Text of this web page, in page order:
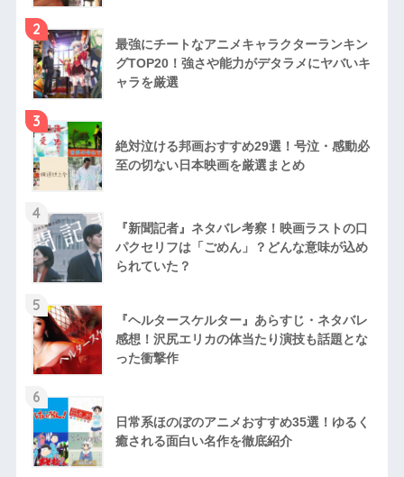
2
最強にチートなアニメキャラクターランキン
グTOP20！強さや能力がデタラメにヤバいキ
ャラを厳選
3
絶対泣ける邦画おすすめ29選！号泣・感動必
至の切ない日本映画を厳選まとめ
4
『新聞記者』ネタバレ考察！映画ラストの口
パクセリフは「ごめん」？どんな意味が込め
られていた？
5
『ヘルタースケルター』あらすじ・ネタバレ
感想！沢尻エリカの体当たり演技も話題とな
った衝撃作
6
日常系ほのぼのアニメおすすめ35選！ゆるく
癒される面白い名作を徹底紹介